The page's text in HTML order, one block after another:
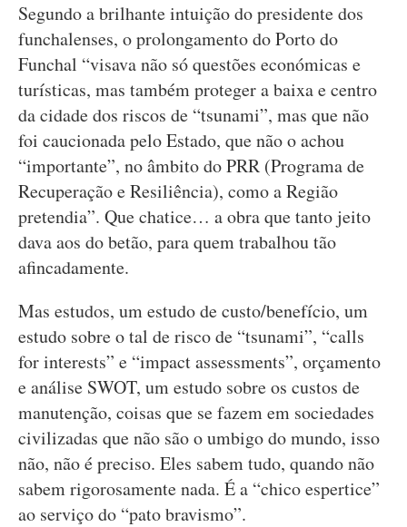
Segundo a brilhante intuição do presidente dos
funchalenses, o prolongamento do Porto do
Funchal “visava não só questões económicas e
turísticas, mas também proteger a baixa e centro
da cidade dos riscos de “tsunami”, mas que não
foi caucionada pelo Estado, que não o achou
“importante”, no âmbito do PRR (Programa de
Recuperação e Resiliência), como a Região
pretendia”. Que chatice… a obra que tanto jeito
dava aos do betão, para quem trabalhou tão
afincadamente.
Mas estudos, um estudo de custo/benefício, um
estudo sobre o tal de risco de “tsunami”, “calls
for interests” e “impact assessments”, orçamento
e análise SWOT, um estudo sobre os custos de
manutenção, coisas que se fazem em sociedades
civilizadas que não são o umbigo do mundo, isso
não, não é preciso. Eles sabem tudo, quando não
sabem rigorosamente nada. É a “chico espertice”
ao serviço do “pato bravismo”.